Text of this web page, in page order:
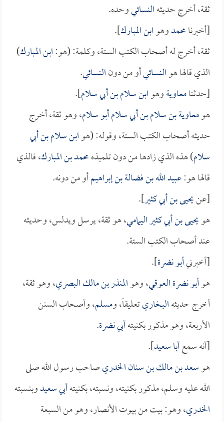
ثقة، أخرج حديثهالنسائيوحده.
[أخبرنامحمدوهوابن المبارك].
ثقة، أخرج له أصحاب الكتب الستة، وكلمة: (هو:ابن المبارك)
الذي قالها هوالنسائيأو من دونالنسائي.
[حدثنامعاويةوهوابن سلام بن أبي سلام].
هومعاوية بن سلام بن أبي سلام أبو سلام، وهو ثقة، أخرج
حديثه أصحاب الكتب الستة، وقوله: (هوابن سلام بن أبي
سلام) هذه الذي زادها من دون تلميذهمحمد بن المبارك، فالذي
قالها هو:عبيد الله بن فضالة بن إبراهيمأو من دونه.
[عنيحيى بن أبي كثير].
هويحيى بن أبي كثير اليمامي، هو ثقة، يرسل ويدلس، وحديثه
عند أصحاب الكتب الستة.
[أخبرنيأبو نضرة].
هوأبو نضرة العوقي، وهوالمنذر بن مالك البصري، وهو ثقة،
أخرج حديثهالبخاريتعليقاً، ومسلم، وأصحاب السنن
الأربعة، وهو مذكور بكنيتهأبي نضرة.
[أنه سمعأبا سعيد].
هوسعد بن مالك بن سنان الخدريصاحب رسول الله صلى
الله عليه وسلم، مذكور بكنيته، ونسبته، بكنيتهأبي سعيدوبنسبته
الخدري، وهو: بيت من بيوت الأنصار، وهو من السبعة